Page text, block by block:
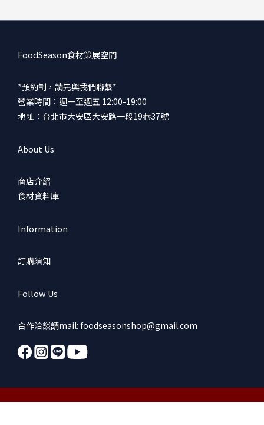
FoodSeason食材策展空間
*預約制，請先與我們聯繫*
營業時間：週一至週五 12:00-19:00
地址：台北市大安區大安路一段19巷37號
About Us
商店介紹
食材資料庫
Information
訂購須知
Follow Us
合作洽談請mail: foodseasonshop@gmail.com